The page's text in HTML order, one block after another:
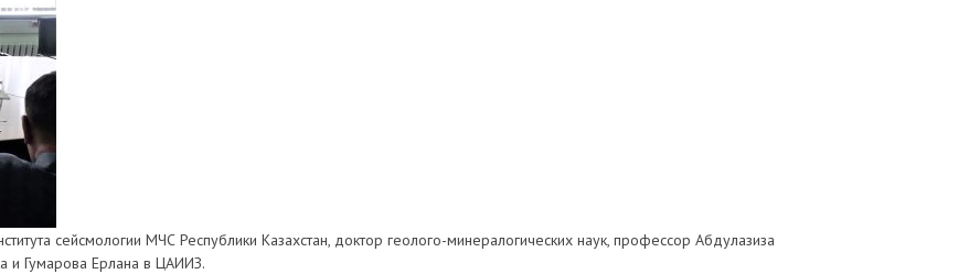
сейсмологии МЧС Республики Казахстан, доктор геолого-минералогических наук, профессор Абдулазиза
и Гумарова Ерлана в ЦАИИЗ.